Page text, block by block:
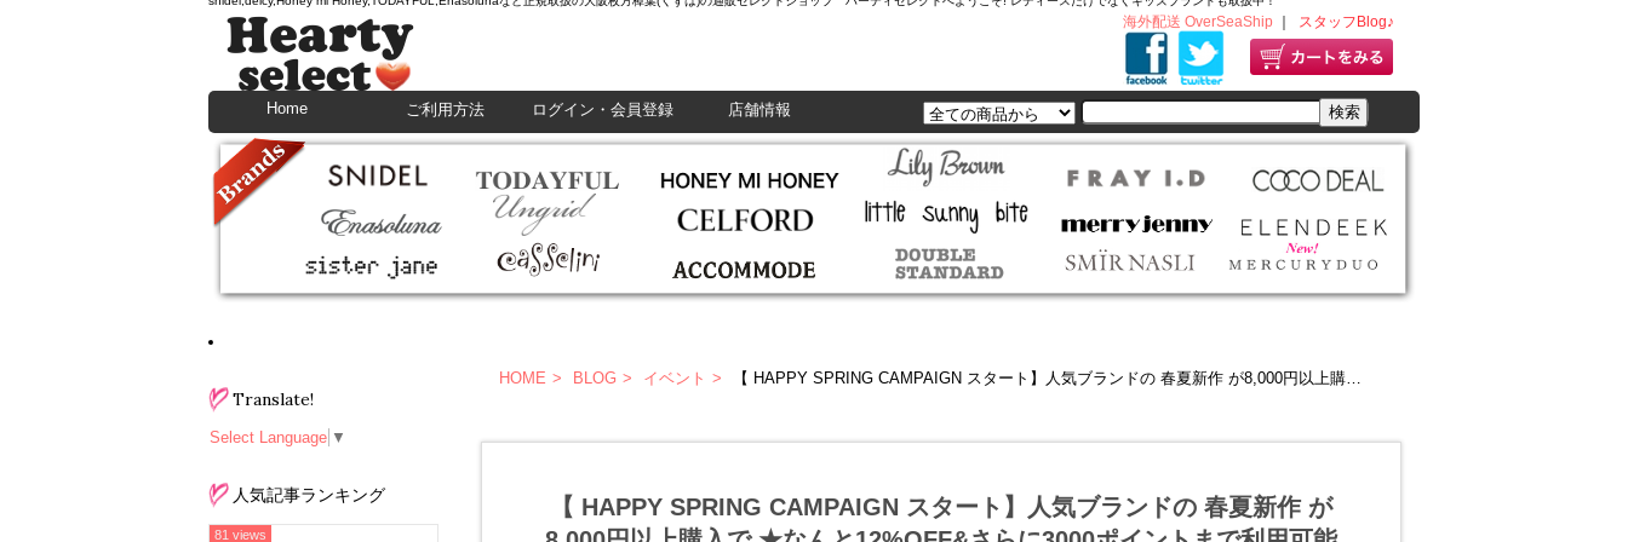
海外配送 OverSeaShip スタッフBlog♪
Home ご利用方法 ログイン・会員登録 店舗情報
Translate!
Select Language ▼
人気記事ランキング
81 views
HOME BLOG イベント 【 HAPPY SPRING CAMPAIGN スタート】人気ブランドの 春夏新作 が8,000円以上購入で ★なんと12%OFF&さらに3000ポイントまで利用可能★
【 HAPPY SPRING CAMPAIGN スタート】人気ブランドの 春夏新作 が